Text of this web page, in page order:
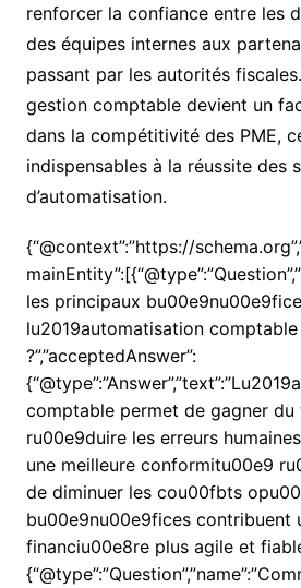
renforcer la confiance entre les
des équipes internes aux
passant par les autorités
gestion comptable devient un
dans la compétitivité des PME,
indispensables à la réussite des
d’automatisation.
{“@context”:”https://
les principaux
lu2019automatisation comptable
?”,”acceptedAnswer”:
comptable permet de gagner du
ru00e9duire les erreurs
une meilleure conformitu00e9
de diminuer les cou00fbts
bu00e9nu00e9fices contribuent
financiu00e8re plus agile et